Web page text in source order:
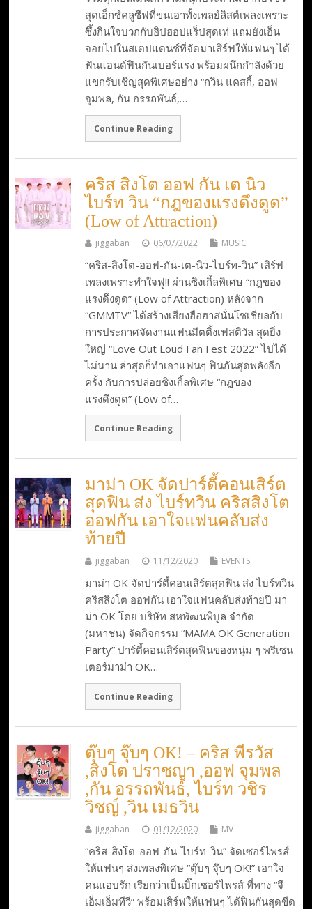
สุดเอ็กซ์คลูซีฟที่ขนเอาทั้งเพลย์ลิสต์เพลงเพราะ
ซึ้งกินใจบวกกับฮิปฮอปแร็ปสุดเท่ แถมยังเอ็น
จอยไปในสเตปแดนซ์ที่จัดมาเสิร์ฟให้แฟนๆ ได้
ฟันแอนด์ฟินกันเบอร์แรง พร้อมผนึกกำลังด้วย
แขกรับเชิญสุดพิเศษอย่าง “กวิน แคสกี้, ออฟ
จุมพล, กัน อรรถพันธ์,…
Continue Reading
คริส สิงโต ออฟ กัน เต นิว
ไบร์ท วิน “กฎของแรงดึงดูด”
(Low of Attraction)
jiggaban 06/07/2022 MUSIC
“คริส-สิงโต-ออฟ-กัน-เต-นิว-ไบร์ท-วิน” เสิร์ฟ
เพลงเพราะทำใจฟู!! ผ่านซิงเกิ้ลพิเศษ “กฎของ
แรงดึงดูด” (Low of Attraction) หลังจาก
“GMMTV” ได้สร้างเสียงฮือฮาสนั่นโซเชียลกับ
การประกาศจัดงานแฟนมีตติ้งเฟสติวัล สุดยิ่ง
ใหญ่ “Love Out Loud Fan Fest 2022” ไปได้
ไม่นาน ล่าสุดก็ทำเอาแฟนๆ ฟินกันสุดพลังอีก
ครั้ง กับการปล่อยซิงเกิ้ลพิเศษ “กฎของ
แรงดึงดูด” (Low of…
Continue Reading
มาม่า OK จัดปาร์ตี้คอนเสิร์ต
สุดฟิน ส่ง ไบร์ทวิน คริสสิงโต
ออฟกัน เอาใจแฟนคลับส่ง
ท้ายปี
jiggaban 11/12/2020 EVENTS
มาม่า OK จัดปาร์ตี้คอนเสิร์ตสุดฟิน ส่ง ไบร์ทวิน
คริสสิงโต ออฟกัน เอาใจแฟนคลับส่งท้ายปี มา
ม่า OK โดย บริษัท สหพัฒนพิบูล จำกัด
(มหาชน) จัดกิจกรรม “MAMA OK Generation
Party” ปาร์ตี้คอนเสิร์ตสุดฟินของหนุ่ม ๆ พรีเซน
เตอร์มาม่า OK…
Continue Reading
ตุ๊บๆ จุ๊บๆ OK! – คริส พีรวัส
,สิงโต ปราชญา ,ออฟ จุมพล
,กัน อรรถพันธ์, ไบร์ท วชิร
วิชญ์ ,วิน เมธวิน
jiggaban 01/12/2020 MV
“คริส-สิงโต-ออฟ-กัน-ไบร์ท-วิน” จัดเซอร์ไพรส์
ให้แฟนๆ ส่งเพลงพิเศษ “ตุ๊บๆ จุ๊บๆ OK!” เอาใจ
คนแอบรัก เรียกว่าเป็นบิ๊กเซอร์ไพรส์ ที่ทาง “จี
เอ็มเอ็มทีวี” พร้อมเสิร์ฟให้แฟนๆ ได้ฟินกันสุดขีด